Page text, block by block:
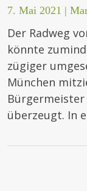
7. Mai 2021 |
Der Radweg
könnte
zügiger
München
Bürgermeister
überzeugt. In